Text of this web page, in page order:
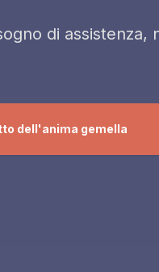
di assistenza,
dell'anima gemella